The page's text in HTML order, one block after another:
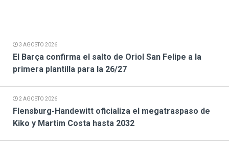
3 AGOSTO 2026
El Barça confirma el salto de Oriol San Felipe a la
primera plantilla para la 26/27
2 AGOSTO 2026
Flensburg-Handewitt oficializa el megatraspaso de
Kiko y Martim Costa hasta 2032